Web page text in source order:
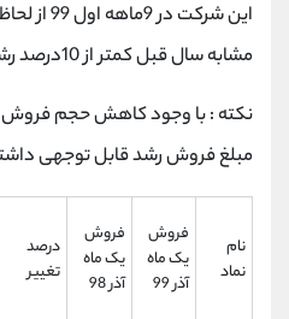
این شرکت در
مشابه سال قبل کمتر از 10درصد رشد داشته است.
نکته : با وجود کاهش حجم فروش
مبلغ فروش رشد قابل توجهی داشته
نماد
فروش
یک ماه
فروش
یک ماه
درصد
تغییر